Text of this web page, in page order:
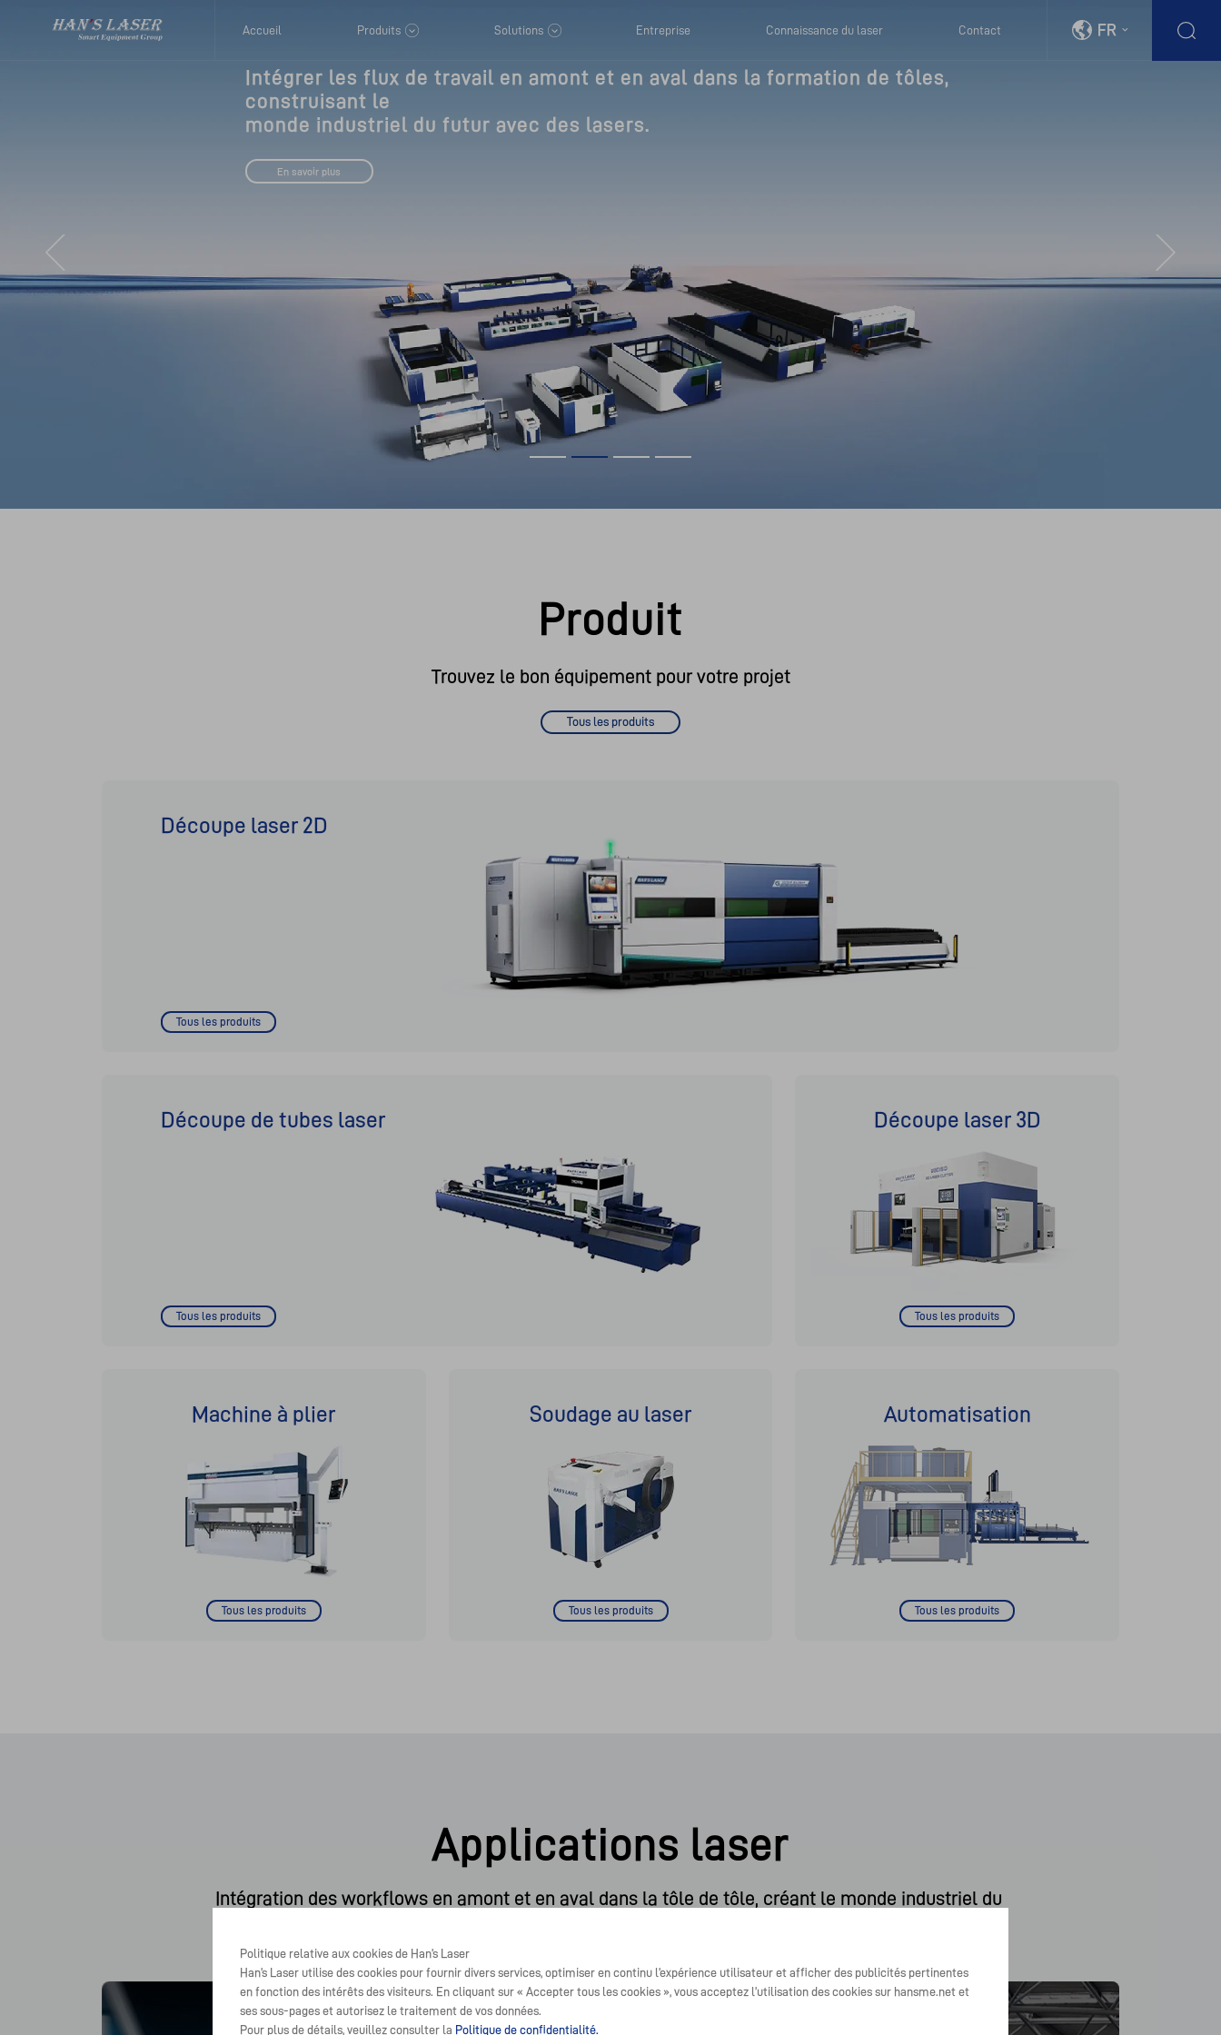
Accueil Produits Solutions Entreprise Connaissance du laser Contact FR
Intégrer les flux de travail en amont et en aval dans la formation de tôles,
construisant le
monde industriel du futur avec des lasers.
En savoir plus
Produit
Trouvez le bon équipement pour votre projet
Tous les produits
Découpe laser 2D
Tous les produits
Découpe de tubes laser
Tous les produits
Découpe laser 3D
Tous les produits
Machine à plier
Tous les produits
Soudage au laser
Tous les produits
Automatisation
Tous les produits
Applications laser
Intégration des workflows en amont et en aval dans la tôle de tôle, créant le monde industriel du
Politique relative aux cookies de Han’s Laser
Han’s Laser utilise des cookies pour fournir divers services, optimiser en continu l’expérience utilisateur et afficher des publicités pertinentes
en fonction des intérêts des visiteurs. En cliquant sur « Accepter tous les cookies », vous acceptez l’utilisation des cookies sur hansme.net et
ses sous-pages et autorisez le traitement de vos données.
Pour plus de détails, veuillez consulter la Politique de confidentialité.